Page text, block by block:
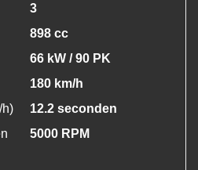
3
898 cc
66 kW / 90 PK
180 km/h
h)
12.2 seconden
5000 RPM